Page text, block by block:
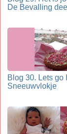
De Bevalling
Blog 30. Lets go
Sneeuwvlokje